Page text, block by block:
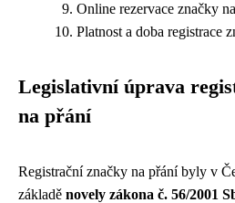
Online rezervace značky
Platnost a doba registrace
Legislativní úprava
na přání
Registrační značky na přání byly v
základě novely zákona č. 56/2001